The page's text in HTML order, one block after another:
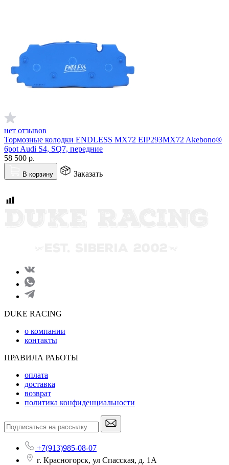
нет отзывов
Тормозные колодки ENDLESS MX72 EIP293MX72 Akebono®
6pot Audi S4, SQ7, передние
58 500 р.
В корзину Заказать
DUKE RACING
о компании
контакты
ПРАВИЛА РАБОТЫ
оплата
доставка
возврат
политика конфиденциальности
+7(913)985-08-07
г. Красногорск, ул Спасская, д. 1А